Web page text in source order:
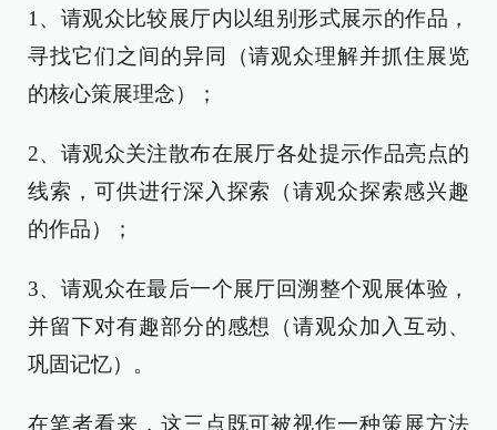
1、请观众比较展厅内以组别形式展示的作品，
寻找它们之间的异同（请观众理解并抓住展览
的核心策展理念）；
2、请观众关注散布在展厅各处提示作品亮点的
线索，可供进行深入探索（请观众探索感兴趣
的作品）；
3、请观众在最后一个展厅回溯整个观展体验，
并留下对有趣部分的感想（请观众加入互动、
巩固记忆）。
在笔者看来，这三点既可被视作一种策展方法